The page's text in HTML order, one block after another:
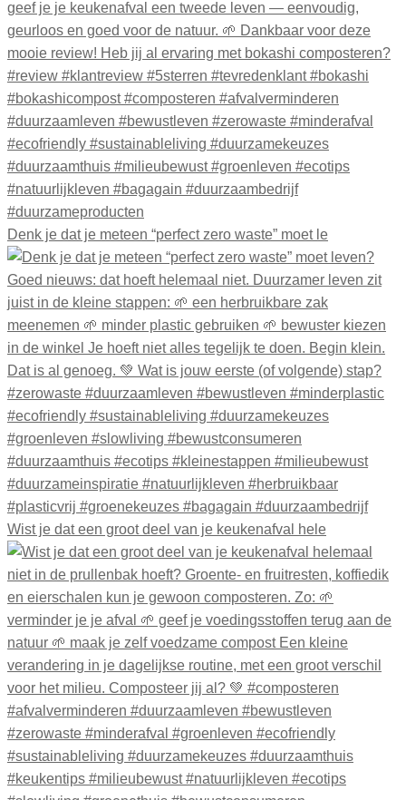
Denk je dat je meteen “perfect zero waste” moet le
Wist je dat een groot deel van je keukenafval hele